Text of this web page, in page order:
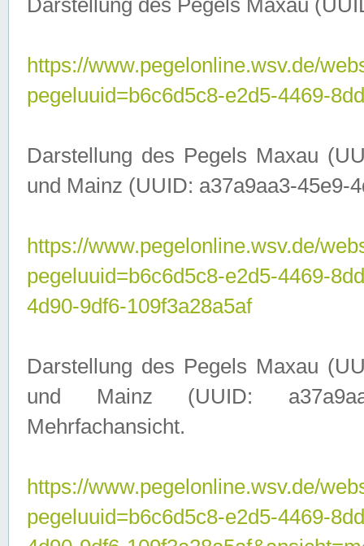
Darstellung des Pegels Maxau
https://www.pegelonline.wsv.de/
pegeluuid=b6c6d5c8-e2d5-4469-
Darstellung des Pegels Maxau
und Mainz (UUID: a37a9aa3-45e9-
https://www.pegelonline.wsv.de/
pegeluuid=b6c6d5c8-e2d5-4469-
4d90-9df6-109f3a28a5af
Darstellung des Pegels Maxau
und Mainz (UUID:
Mehrfachansicht.
https://www.pegelonline.wsv.de/
pegeluuid=b6c6d5c8-e2d5-4469-